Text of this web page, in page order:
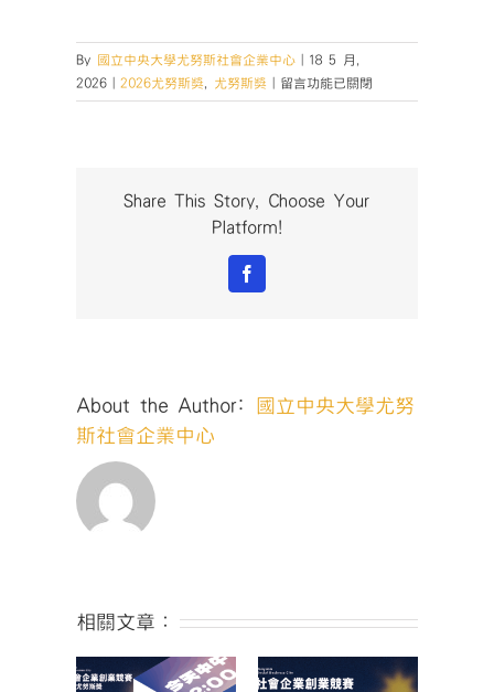
By 國立中央大學尤努斯社會企業中心
18 5 月,
2026
2026尤努斯獎, 尤努斯獎
在
〈【2026
會
企
11
組】〉
中
留言功能已關閉
Share This Story, Choose Your
Platform!
Facebook
About the Author:
國立中央大學尤努
斯社會企業中心
相關文章：